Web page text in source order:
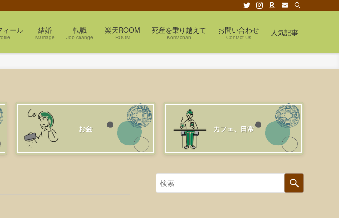
ィール 結婚
Marriage
転職
Job change
楽天ROOM
ROOM
死産を乗り越えて
Komachan
お問い合わせ
Contact Us
人気記事
お金 カフェ、日常